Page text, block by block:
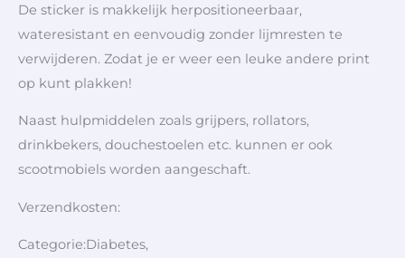
De sticker is makkelijk herpositioneerbaar,
wateresistant en eenvoudig zonder lijmresten te
verwijderen. Zodat je er weer een leuke andere print
op kunt plakken!
Naast hulpmiddelen zoals grijpers, rollators,
drinkbekers, douchestoelen etc. kunnen er ook
scootmobiels worden aangeschaft.
Verzendkosten:
Categorie:Diabetes,